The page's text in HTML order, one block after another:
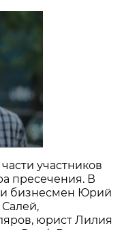
участников
пресечения. В
бизнесмен Юрий
юрист Лилия